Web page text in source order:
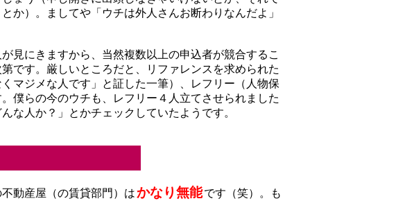
か）。ましてや「ウチは外人さんお断わりなんだよ」
見にきますから、当然複数以上の申込者が競合するこ
です。厳しいところだと、リファレンスを求められた
マジメな人です」と証した一筆）、レフリー（人物保
僕らの今のウチも、レフリー４人立てさせられました
な人か？」とかチェックしていたようです。
動産屋（の賃貸部門）はかなり無能です（笑）。も